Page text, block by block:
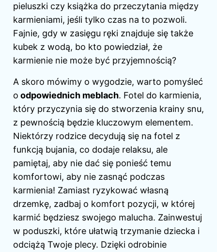
pieluszki czy książka do przeczytania między
karmieniami, jeśli tylko czas na to pozwoli.
Fajnie, gdy w zasięgu ręki znajduje się także
kubek z wodą, bo kto powiedział, że
karmienie nie może być przyjemnością?
A skoro mówimy o wygodzie, warto pomyśleć
o odpowiednich meblach. Fotel do karmienia,
który przyczynia się do stworzenia krainy snu,
z pewnością będzie kluczowym elementem.
Niektórzy rodzice decydują się na fotel z
funkcją bujania, co dodaje relaksu, ale
pamiętaj, aby nie dać się ponieść temu
komfortowi, aby nie zasnąć podczas
karmienia! Zamiast ryzykować własną
drzemkę, zadbaj o komfort pozycji, w której
karmić będziesz swojego malucha. Zainwestuj
w poduszki, które ułatwią trzymanie dziecka i
odciążą Twoje plecy. Dzięki odrobinie